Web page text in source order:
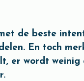
de beste
En toch
er wordt